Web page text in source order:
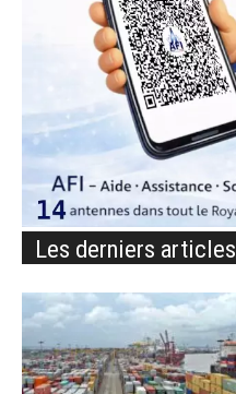
Les derniers articles